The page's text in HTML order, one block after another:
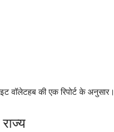
वॉलेटहब की एक रिपोर्ट के अनुसार।